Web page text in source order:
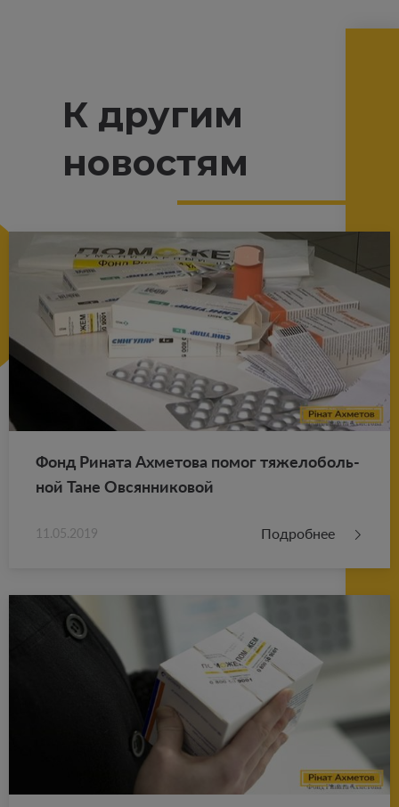
К другим
новостям
Фонд Ри­на­та Ах­ме­то­ва помог тя­же­ло­боль­
ной Тане Ов­сян­ни­ко­вой
11.05.2019 Подробнее